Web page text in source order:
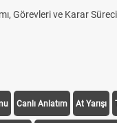
Görevleri ve Karar Süreci
Canlı Anlatım At Yarışı